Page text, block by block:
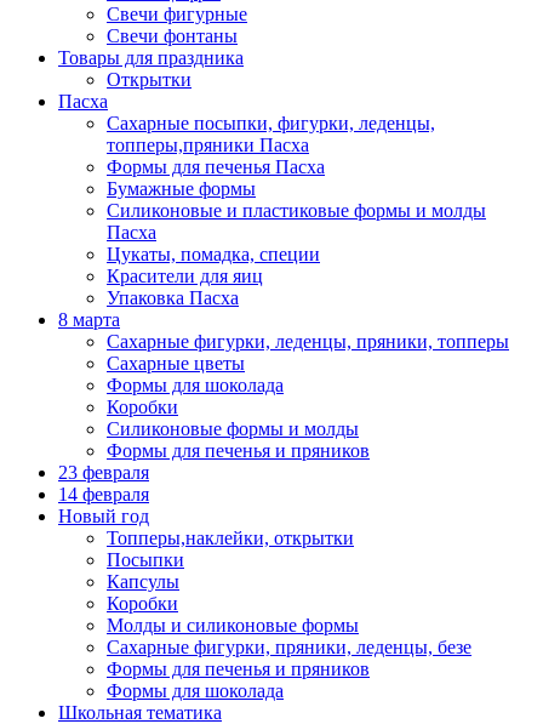
Свечи фигурные
Свечи фонтаны
Товары для праздника
Открытки
Пасха
Сахарные посыпки, фигурки, леденцы,
топперы,пряники Пасха
Формы для печенья Пасха
Бумажные формы
Силиконовые и пластиковые формы и молды
Пасха
Цукаты, помадка, специи
Красители для яиц
Упаковка Пасха
8 марта
Сахарные фигурки, леденцы, пряники, топперы
Сахарные цветы
Формы для шоколада
Коробки
Силиконовые формы и молды
Формы для печенья и пряников
23 февраля
14 февраля
Новый год
Топперы,наклейки, открытки
Посыпки
Капсулы
Коробки
Молды и силиконовые формы
Сахарные фигурки, пряники, леденцы, безе
Формы для печенья и пряников
Формы для шоколада
Школьная тематика